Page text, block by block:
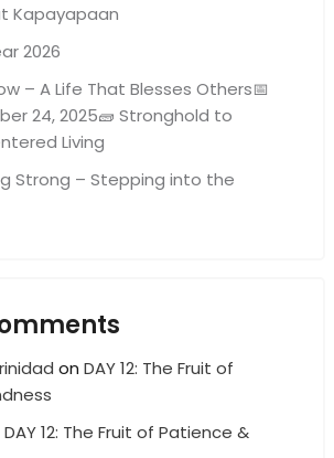
Kapayapaan
2026
– A Life That Blesses Others📅
24, 2025🧱 Stronghold to
Living
Strong – Stepping into the
on DAY 12: The Fruit of
DAY 12: The Fruit of Patience &